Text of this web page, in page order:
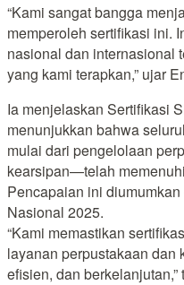
“Kami sangat bangga
memperoleh sertifikasi ini.
nasional dan internasional
yang kami terapkan,” ujar
Ia menjelaskan Sertifikasi
menunjukkan bahwa
mulai dari pengelolaan
kearsipan—telah
Pencapaian ini
Nasional 2025.
“Kami memastikan
layanan perpustakaan dan
efisien, dan berkelanjutan,”